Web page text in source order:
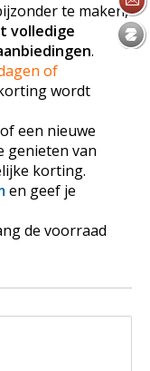
te maken,
volledige
.
of
wordt
een nieuwe
genieten van
korting.
en geef je
de voorraad